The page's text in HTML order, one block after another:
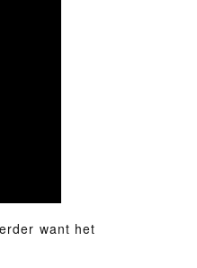
want het